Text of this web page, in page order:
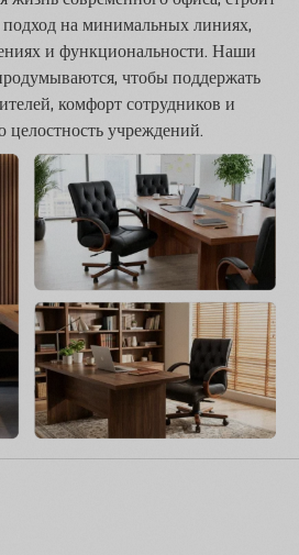
подход на минимальных линиях,
и функциональности. Наши
чтобы поддержать
комфорт сотрудников и
целостность учреждений.